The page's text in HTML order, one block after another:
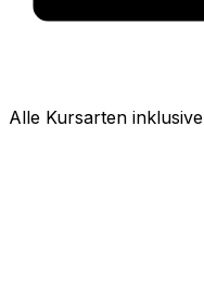
Alle Kursarten inklusive